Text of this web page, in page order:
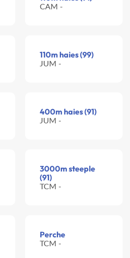
CAM -
110m haies (99)
JUM -
400m haies (91)
JUM -
3000m steeple
(91)
TCM -
Perche
TCM -